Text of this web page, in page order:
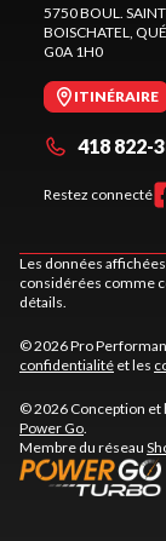
5750 BOUL.
BOISCHATEL,
G0A 1H0
ITINÉRAIRE
418 822-
Restez connecté
Les données
considérées comme
détails.
© 2026 Pro
confidentialité et les
© 2026 Conception et
Power Go.
Membre du réseau